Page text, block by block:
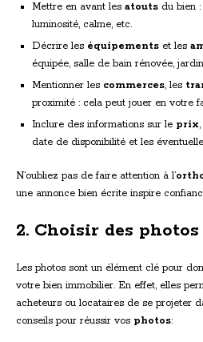
Mettre en avant les atouts du bien
luminosité, calme, etc.
Décrire les équipements et les
équipée, salle de bain rénovée,
Mentionner les commerces, les
proximité : cela peut jouer en votre
Inclure des informations sur le prix
date de disponibilité et les
N’oubliez pas de faire attention à l’
une annonce bien écrite inspire
2. Choisir des
Les photos sont un élément clé pour
votre bien immobilier. En effet, elles
acheteurs ou locataires de se projeter
conseils pour réussir vos photos: